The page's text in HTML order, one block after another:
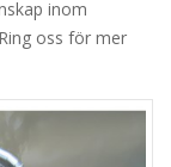
inom
oss för mer